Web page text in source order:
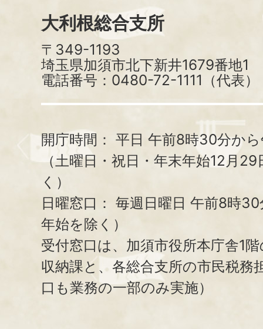
大利根総合支所
〒349-1193
埼玉県加須市北下新井1679番地1
電話番号：0480-72-1111（代表）
開庁時間： 平日 午前8時30分か
（土曜日・祝日・年末年始12月
く）
日曜窓口： 毎週日曜日 午前8時
年始を除く）
受付窓口は、加須市役所本庁舎1
収納課と、 各総合支所の市民税務
口も業務の一部のみ実施）